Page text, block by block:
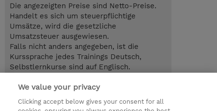
Die angezeigten Preise sind Netto-Preise.
Handelt es sich um steuerpflichtige
Umsätze, wird die gesetzliche
Umsatzsteuer ausgewiesen.
Falls nicht anders angegeben, ist die
Kurssprache jedes Trainings Deutsch,
Selbstlernkurse sind auf Englisch.
2.00 Tage
EUR 2.850,00
We value your privacy
Clicking accept below gives your consent for all